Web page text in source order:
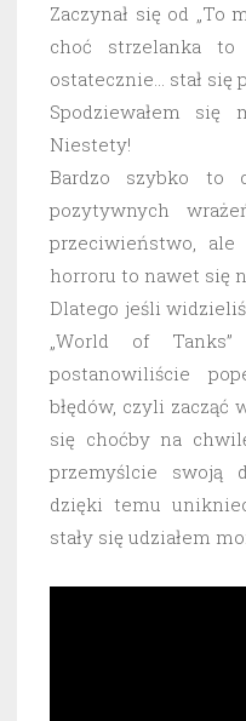
Zaczynał się od „To
choć strzelanka to
ostatecznie… stał się
Spodziewałem się
Niestety!
Bardzo szybko to
pozytywnych
przeciwieństwo,
horroru to nawet się
Dlatego jeśli
„World of
postanowiliście
błędów, czyli zacząć
się choćby na
przemyślcie swoją
dzięki temu
stały się udziałem